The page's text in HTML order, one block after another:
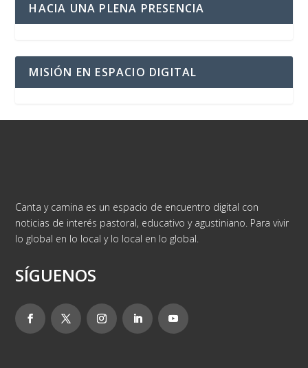
HACIA UNA PLENA PRESENCIA
MISIÓN EN ESPACIO DIGITAL
Canta y camina es un espacio de encuentro digital con
noticias de interés pastoral, educativo y agustiniano. Para vivir
lo global en lo local y lo local en lo global.
SÍGUENOS